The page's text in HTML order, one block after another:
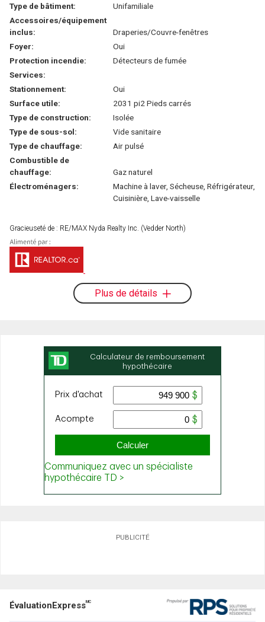
Type de bâtiment:
Unifamiliale
Accessoires/équipement
inclus:
Draperies/Couvre-fenêtres
Foyer:
Oui
Protection incendie:
Détecteurs de fumée
Services:
Stationnement:
Oui
Surface utile:
2031 pi2 Pieds carrés
Type de construction:
Isolée
Type de sous-sol:
Vide sanitaire
Type de chauffage:
Air pulsé
Combustible de
chauffage:
Gaz naturel
Électroménagers:
Machine à laver, Sécheuse, Réfrigérateur,
Cuisinière, Lave-vaisselle
Gracieuseté de : RE/MAX Nyda Realty Inc. (Vedder North)
Plus de détails
PUBLICITÉ
ÉvaluationExpressMC